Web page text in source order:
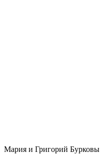
Мария и Григорий Бурковы